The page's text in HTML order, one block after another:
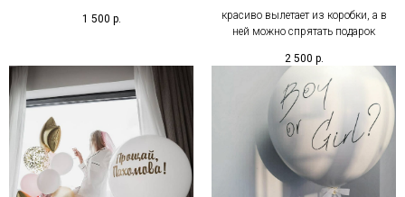
1 500 р.
красиво вылетает из коробки, а в
ней можно спрятать подарок
2 500 р.